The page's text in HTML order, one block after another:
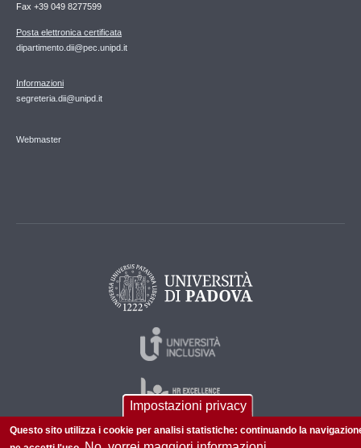
Fax +39 049 8277599
Posta elettronica certificata
dipartimento.dii@pec.unipd.it
Informazioni
segreteria.dii@unipd.it
Webmaster
Impostazioni privacy
Questo sito utilizza i cookie per analisi statistiche: continuando la